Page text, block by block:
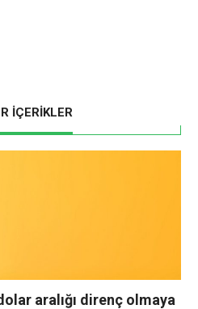
İÇERİKLER
aralığı direnç olmaya